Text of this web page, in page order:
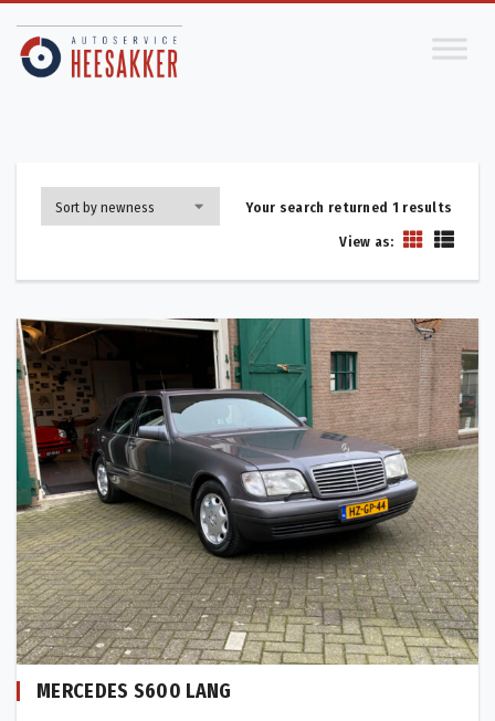
Your search returned 1 results
View as:
MERCEDES S600 LANG